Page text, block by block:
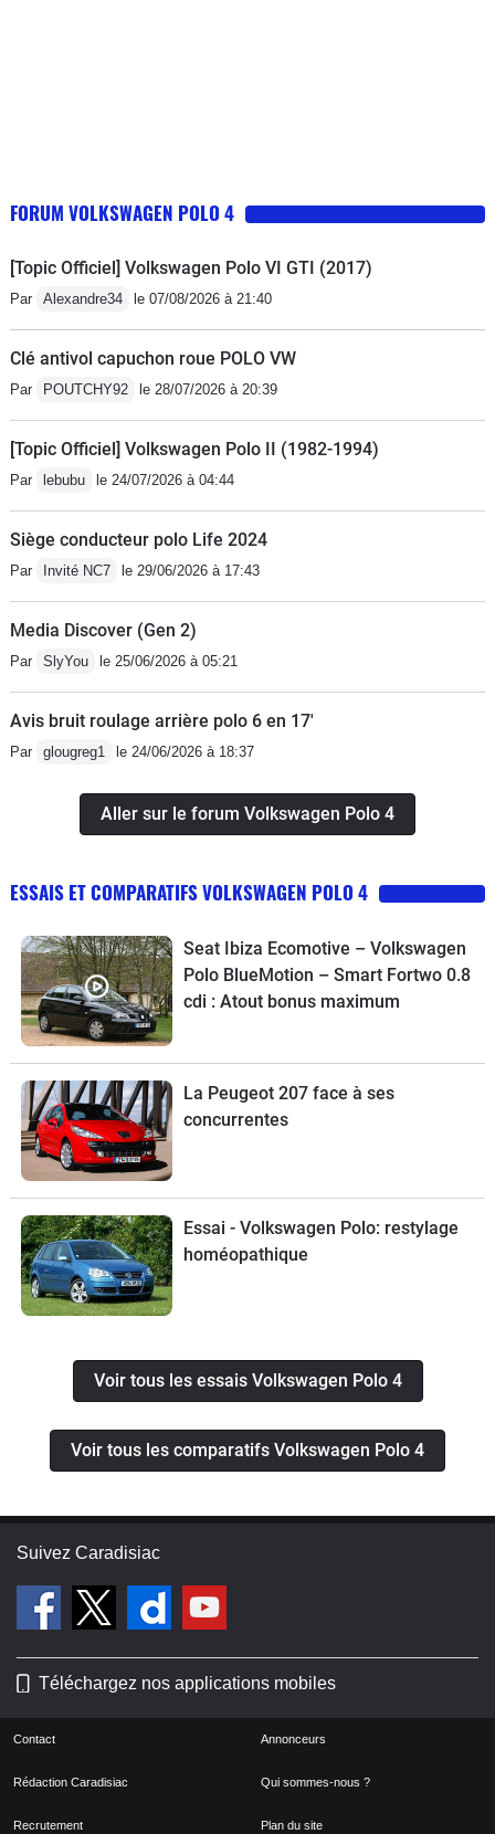
FORUM VOLKSWAGEN POLO 4
[Topic Officiel] Volkswagen Polo VI GTI (2017)
Par Alexandre34 le 07/08/2026 à 21:40
Clé antivol capuchon roue POLO VW
Par POUTCHY92 le 28/07/2026 à 20:39
[Topic Officiel] Volkswagen Polo II (1982-1994)
Par lebubu le 24/07/2026 à 04:44
Siège conducteur polo Life 2024
Par Invité NC7 le 29/06/2026 à 17:43
Media Discover (Gen 2)
Par SlyYou le 25/06/2026 à 05:21
Avis bruit roulage arrière polo 6 en 17'
Par glougreg1 le 24/06/2026 à 18:37
Aller sur le forum Volkswagen Polo 4
ESSAIS ET COMPARATIFS VOLKSWAGEN POLO 4
Seat Ibiza Ecomotive – Volkswagen
Polo BlueMotion – Smart Fortwo 0.8
cdi : Atout bonus maximum
La Peugeot 207 face à ses
concurrentes
Essai - Volkswagen Polo: restylage
homéopathique
Voir tous les essais Volkswagen Polo 4
Voir tous les comparatifs Volkswagen Polo 4
Suivez Caradisiac
Téléchargez nos applications mobiles
Contact Annonceurs
Rédaction Caradisiac Qui sommes-nous ?
Recrutement Plan du site